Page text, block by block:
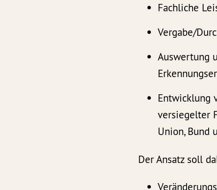
Fachliche
Vergabe/
Auswertung
Entwicklung
versiegelter
Union, Bund
Der Ansatz soll